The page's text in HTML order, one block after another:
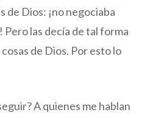
de Dios: ¡no negociaba
Pero las decía de tal forma
de Dios. Por esto lo
A quienes me hablan